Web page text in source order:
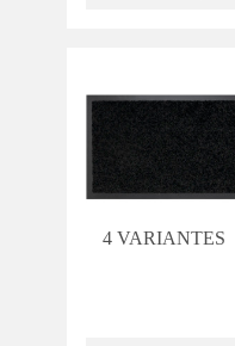
4 VARIANTES